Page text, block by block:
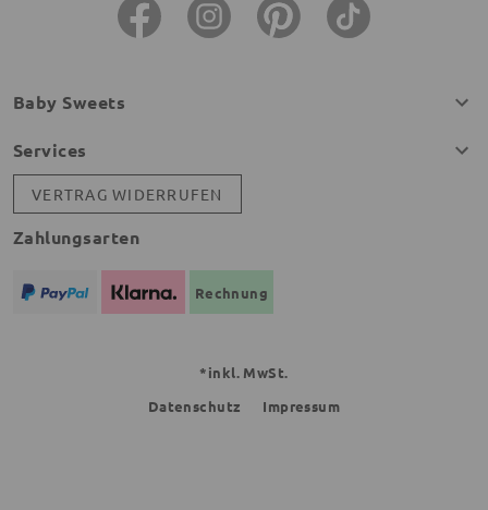
Baby Sweets
Services
VERTRAG WIDERRUFEN
Zahlungsarten
Rechnung
*inkl. MwSt.
Datenschutz
Impressum